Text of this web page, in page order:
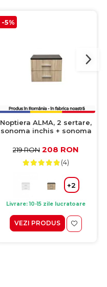
-5%
Noptiera ALMA, 2 sertare,
sonoma inchis + sonoma
219 RON 208 RON
(4)
+2
Livrare: 10-15 zile lucratoare
VEZI PRODUS